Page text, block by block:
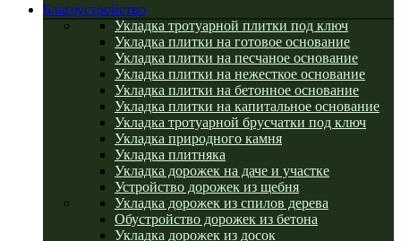
Благоустройство
Укладка тротуарной плитки под ключ
Укладка плитки на готовое основание
Укладка плитки на песчаное основание
Укладка плитки на нежесткое основание
Укладка плитки на бетонное основание
Укладка плитки на капитальное основание
Укладка тротуарной брусчатки под ключ
Укладка природного камня
Укладка плитняка
Укладка дорожек на даче и участке
Устройство дорожек из щебня
Укладка дорожек из спилов дерева
Обустройство дорожек из бетона
Укладка дорожек из досок